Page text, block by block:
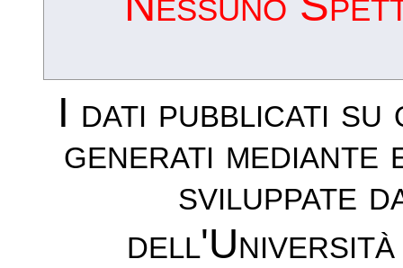
I dati pubblicati su
generati mediante
sviluppate